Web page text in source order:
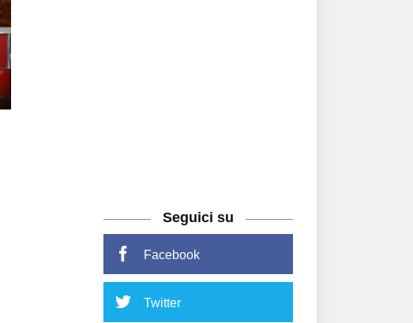
Seguici su
Facebook
Twitter